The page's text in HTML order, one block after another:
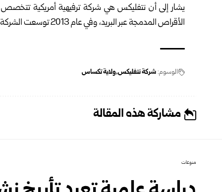
يشار إلى أن نتفليكس هي شركة ترفيهية أمريكية
الأقراص المدمجة عبر البريد، وفي عام 2013 توسعت الشركة بإنتاج الأفلام والبرامج التلفزيونية، وتوزيع الفيديو عبر الإنترنت.
الوسوم:شركة نتفليكس ولاية تكساس
مشاركة هذه المقالة
منوعات